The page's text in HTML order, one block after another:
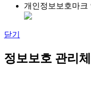
개인정보보호마크
닫기
정보보호 관리